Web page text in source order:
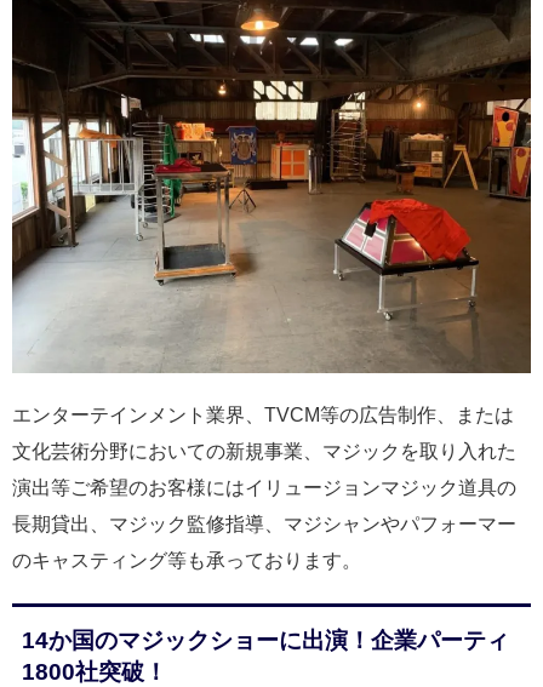
エンターテインメント業界、TVCM等の広告制作、または
文化芸術分野においての新規事業、マジックを取り入れた
演出等ご希望のお客様にはイリュージョンマジック道具の
長期貸出、マジック監修指導、マジシャンやパフォーマー
のキャスティング等も承っております。
14か国のマジックショーに出演！企業パーティ
1800社突破！